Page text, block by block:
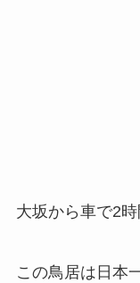
大坂から車で2
この鳥居は日本